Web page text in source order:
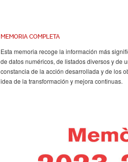
MEMORIA COMPLETA
Esta memoria recoge la información más
de datos numéricos, de listados diversos y de
constancia de la acción desarrollada y de los
idea de la transformación y mejora continuas.